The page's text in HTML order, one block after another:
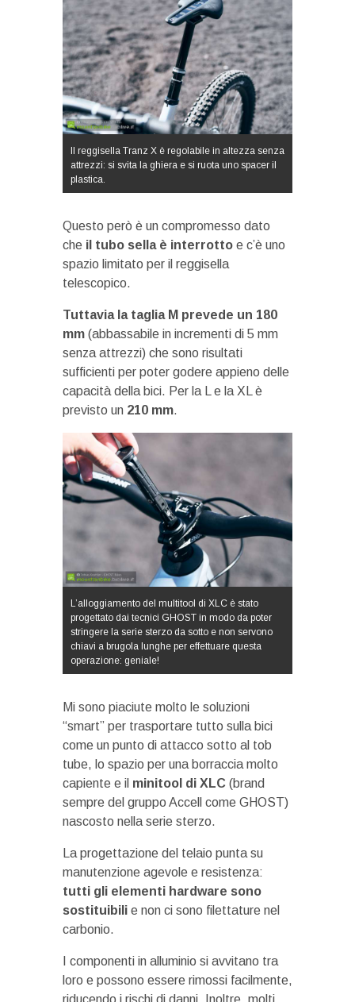
Il reggisella Tranz X è regolabile in altezza senza
attrezzi: si svita la ghiera e si ruota uno spacer il
plastica.
Questo però è un compromesso dato
che il tubo sella è interrotto e c’è uno
spazio limitato per il reggisella
telescopico.
Tuttavia la taglia M prevede un 180
mm (abbassabile in incrementi di 5 mm
senza attrezzi) che sono risultati
sufficienti per poter godere appieno delle
capacità della bici. Per la L e la XL è
previsto un 210 mm.
L’alloggiamento del multitool di XLC è stato
progettato dai tecnici GHOST in modo da poter
stringere la serie sterzo da sotto e non servono
chiavi a brugola lunghe per effettuare questa
operazione: geniale!
Mi sono piaciute molto le soluzioni
“smart” per trasportare tutto sulla bici
come un punto di attacco sotto al tob
tube, lo spazio per una borraccia molto
capiente e il minitool di XLC (brand
sempre del gruppo Accell come GHOST)
nascosto nella serie sterzo.
La progettazione del telaio punta su
manutenzione agevole e resistenza:
tutti gli elementi hardware sono
sostituibili e non ci sono filettature nel
carbonio.
I componenti in alluminio si avvitano tra
loro e possono essere rimossi facilmente,
riducendo i rischi di danni. Inoltre, molti